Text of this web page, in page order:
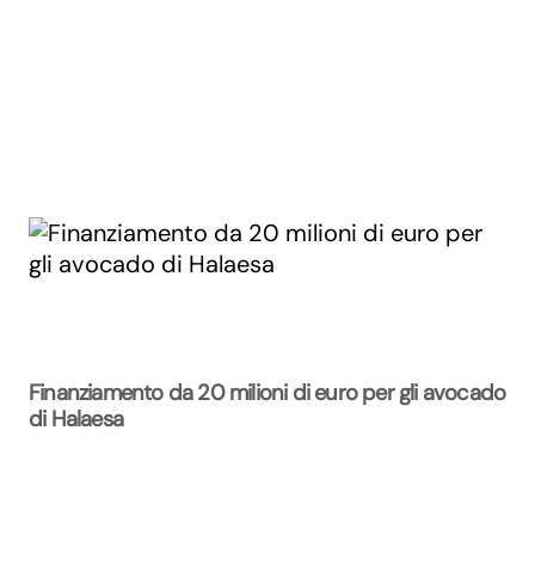
Finanziamento da 20 milioni di euro per gli avocado
di Halaesa